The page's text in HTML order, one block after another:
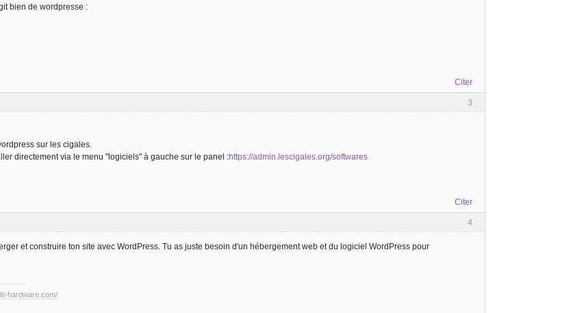
bien de wordpresse :
Citer
3
sur les cigales.
directement via le menu "logiciels" à gauche sur le panel :https://admin.lescigales.org/softwares
Citer
4
et construire ton site avec WordPress. Tu as juste besoin d'un hébergement web et du logiciel WordPress pour
hardware.com/